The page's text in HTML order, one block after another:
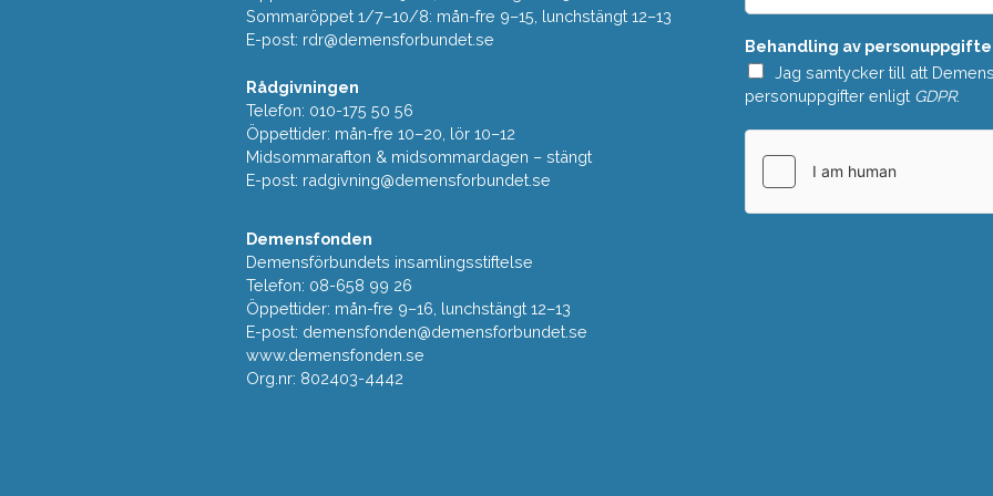
Sommaröppet 1/7–10/8: mån-fre 9–15, lunchstängt 12–13
E-post: rdr@demensforbundet.se
Rådgivningen
Telefon: 010-175 50 56
Öppettider: mån-fre 10–20, lör 10–12
Midsommarafton & midsommardagen – stängt
E-post: radgivning@demensforbundet.se
Demensfonden
Demensförbundets insamlingsstiftelse
Telefon: 08-658 99 26
Öppettider: mån-fre 9–16, lunchstängt 12–13
E-post: demensfonden@demensforbundet.se
www.demensfonden.se
Org.nr: 802403-4442
a
d
e
*
Behandling av
Jag samtycker till att
personuppgifter enligt GDPR.